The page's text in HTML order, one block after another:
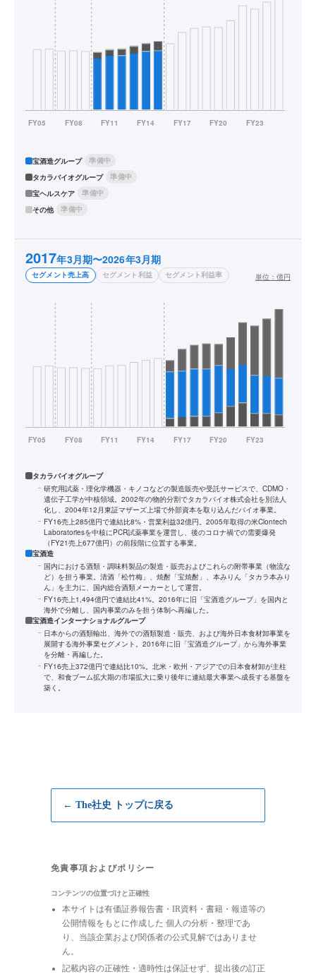
宝酒造グループ
準備中
タカラバイオグループ
準備中
宝ヘルスケア
準備中
その他
準備中
2017年3月期〜2026年3月期
セグメント売上高 セグメント利益 セグメント利益率 単位： 億円
タカラバイオグループ
研究用試薬・理化学機器・キノコなどの製造販売や受託サービスで、CDMO・
遺伝子工学が中核領域。2002年の物的分割でタカラバイオ株式会社を別法人
化し、2004年12月東証マザーズ上場で外部資本を取り込んだバイオ事業。
FY16売上285億円で連結比8%・営業利益32億円。2005年取得の米Clontech
Laboratoriesを中核にPCR試薬事業を運営し、後のコロナ禍での需要爆発
（FY21売上677億円）の前段階に位置する事業。
宝酒造
国内における酒類・調味料製品の製造・販売およびこれらの附帯事業（物流な
ど）を担う事業。清酒「松竹梅」、焼酎「宝焼酎」、本みりん「タカラ本みり
ん」を主力に、国内総合酒類メーカーとして運営。
FY16売上1,494億円で連結比41%。2016年に旧「宝酒造グループ」を国内と
海外で分離し、国内事業のみを担う体制へ再編した。
宝酒造インターナショナルグループ
日本からの酒類輸出、海外での酒類製造・販売、および海外日本食材卸事業を
展開する海外事業セグメント。2016年に旧「宝酒造グループ」から海外事業
を分離・再編した。
FY16売上372億円で連結比10%。北米・欧州・アジアでの日本食材卸が主柱
で、和食ブーム拡大期の市場拡大に乗り後年に連結最大事業へ成長する基盤を
築く。
← The社史 トップに戻る
免責事項およびポリシー
コンテンツの位置づけと正確性
本サイトは有価証券報告書・IR資料・書籍・報道等の
公開情報をもとに作成した 個人の分析・整理であ
り、当該企業および関係者の公式見解ではありませ
ん。
記載内容の正確性・適時性は保証せず、提出後の訂正